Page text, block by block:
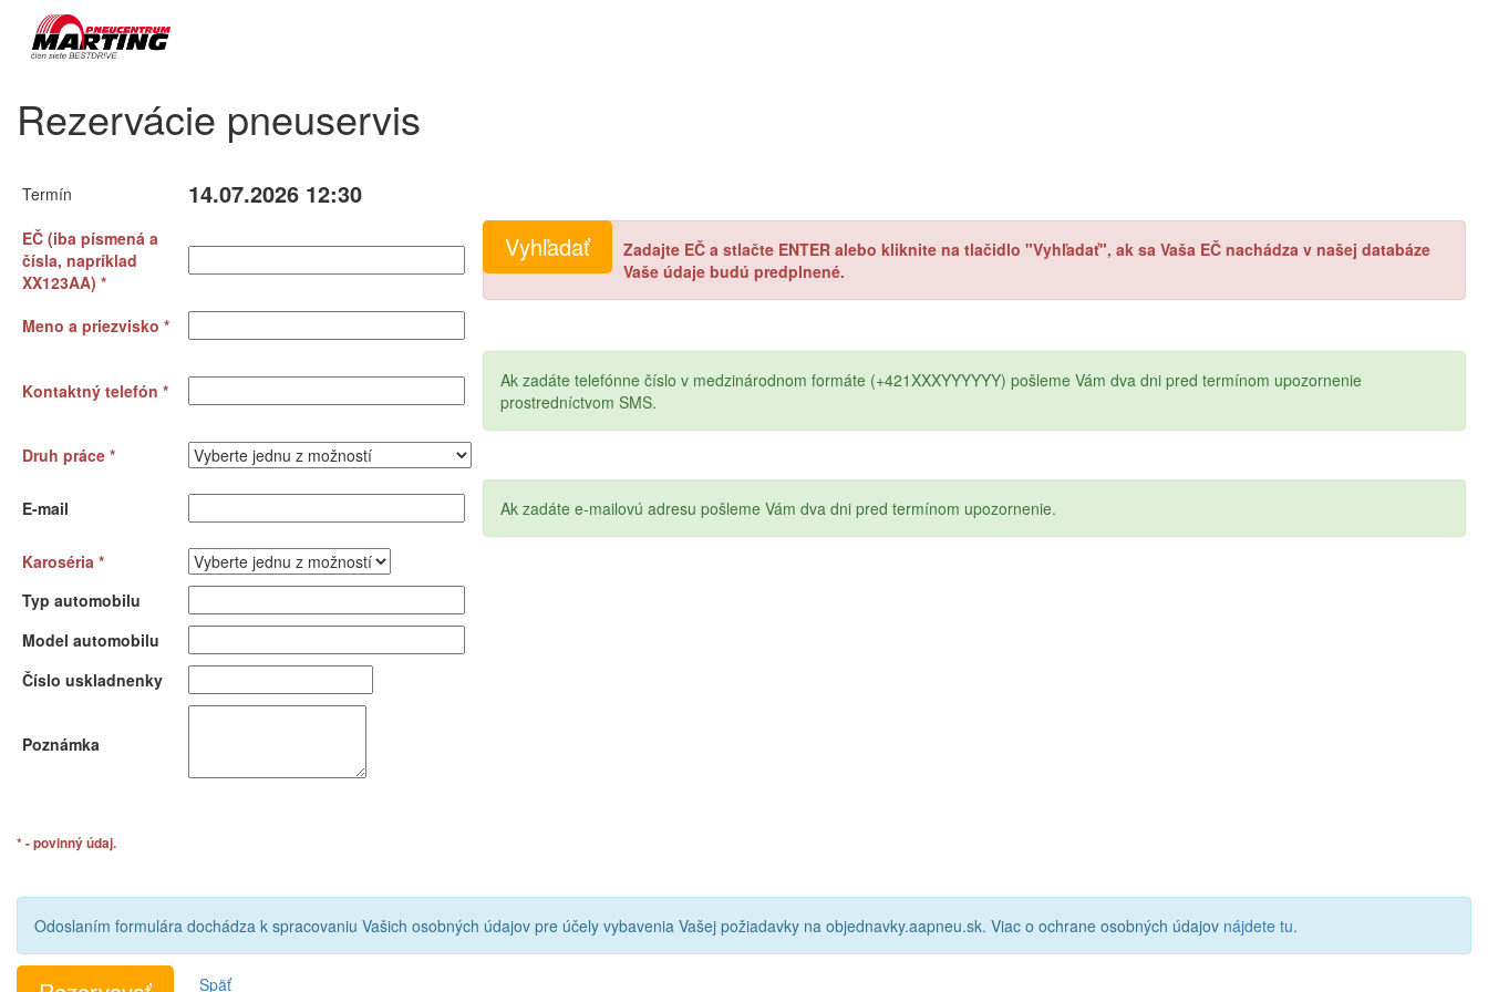
Rezervácie pneuservis
Termín 14.07.2026 12:30
EČ (iba písmená a
čísla, napríklad
XX123AA) *
Zadajte EČ a stlačte ENTER alebo kliknite na tlačidlo "Vyhľadať", ak sa Vaša EČ nachádza v našej databáze
Vaše údaje budú predplnené.
Meno a priezvisko *
Kontaktný telefón *
Ak zadáte telefónne číslo v medzinárodnom formáte (+421XXXYYYYYY) pošleme Vám dva dni pred termínom upozornenie
prostredníctvom SMS.
Druh práce *
E-mail Ak zadáte e-mailovú adresu pošleme Vám dva dni pred termínom upozornenie.
Karoséria *
Typ automobilu
Model automobilu
Číslo uskladnenky
Poznámka
* - povinný údaj.
Odoslaním formulára dochádza k spracovaniu Vašich osobných údajov pre účely vybavenia Vašej požiadavky na objednavky.aapneu.sk. Viac o ochrane osobných údajov nájdete tu.
Späť